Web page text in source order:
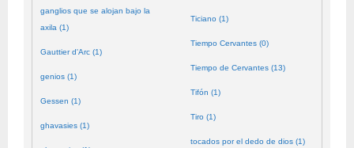
ganglios que se alojan bajo la
axila (1)
Gauttier d'Arc (1)
genios (1)
Gessen (1)
ghavasies (1)
Ticiano (1)
Tiempo Cervantes (0)
Tiempo de Cervantes (13)
Tifón (1)
Tiro (1)
tocados por el dedo de dios (1)